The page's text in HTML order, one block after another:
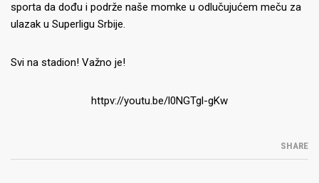
sporta da dođu i podrže naše momke u odlučujućem meču za
ulazak u Superligu Srbije.
Svi na stadion! Važno je!
httpv://youtu.be/l0NGTgl-gKw
SHARE